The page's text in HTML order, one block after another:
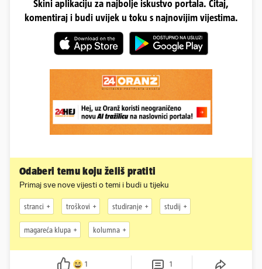
Skini aplikaciju za najbolje iskustvo portala. Čitaj,
komentiraj i budi uvijek u toku s najnovijim vijestima.
Odaberi temu koju želiš pratiti
Primaj sve nove vijesti o temi i budi u tijeku
stranci troškovi studiranje studij
magareća klupa kolumna
1 1